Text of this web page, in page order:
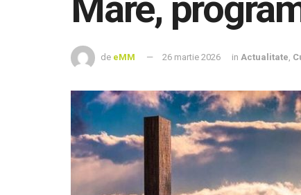
de eMM 26 martie 2026 in Actualitate,